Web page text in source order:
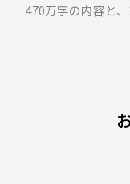
470万字の内容と